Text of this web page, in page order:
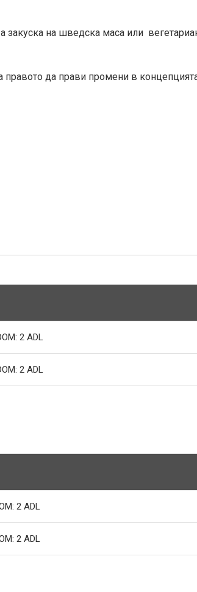
закуска на шведска маса или
да прави промени в
2 ADL
2 ADL
2 ADL
2 ADL